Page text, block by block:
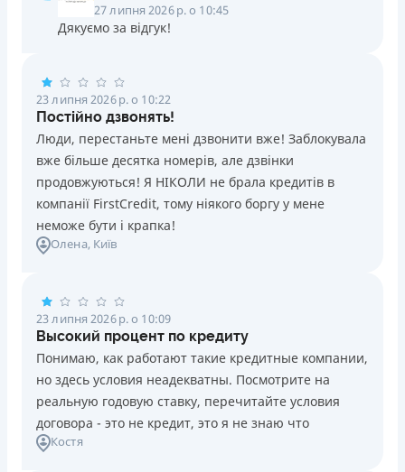
27 липня 2026 р. о 10:45
Дякуємо за відгук!
23 липня 2026 р. о 10:22
Постійно дзвонять!
Люди, перестаньте мені дзвонити вже! Заблокувала
вже більше десятка номерів, але дзвінки
продовжуються! Я НІКОЛИ не брала кредитів в
компанії FirstCredit, тому ніякого боргу у мене
неможе бути і крапка!
Олена, Київ
23 липня 2026 р. о 10:09
Высокий процент по кредиту
Понимаю, как работают такие кредитные компании,
но здесь условия неадекватны. Посмотрите на
реальную годовую ставку, перечитайте условия
договора - это не кредит, это я не знаю что
Костя